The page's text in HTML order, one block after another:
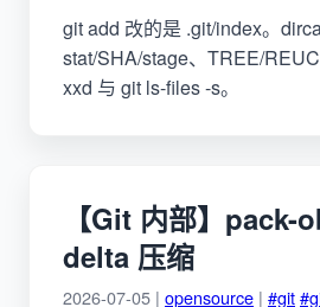
git add 改的是 .git/index。
stat/SHA/stage、TREE/
xxd 与 git ls-files -s。
【Git 内部】pack-
delta 压缩
2026-07-05 | opensource | #git